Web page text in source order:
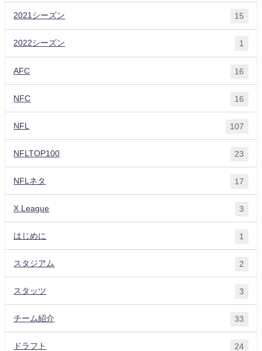
2021シーズン 15
2022シーズン 1
AFC 16
NFC 16
NFL 107
NFLTOP100 23
NFLネタ 17
X League 3
はじめに 1
スタジアム 2
スタッツ 3
チーム紹介 33
ドラフト 24